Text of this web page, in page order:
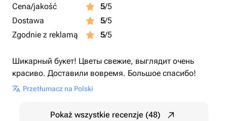
Cena/jakość
5/5
Dostawa
5/5
Zgodnie z reklamą
5/5
Шикарный букет! Цветы свежие, выглядит очень
красиво. Доставили вовремя. Большое спасибо!
Przetłumacz na Polski
Pokaż wszystkie recenzje (48)